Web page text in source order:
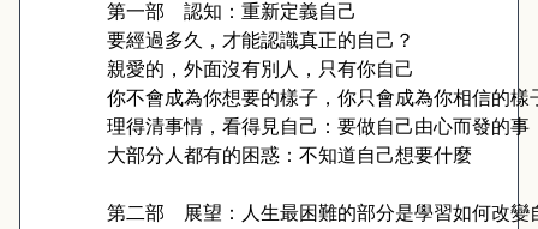
                第一部
認知：重新定義自己
要經過多久，才能認識真正的自己？
親愛的，外面沒有別人，只有你自己
你不會成為你想要的樣子，你只會成為你相信的樣
理得清事情，看得見自己：要做自己由心而發的事
大部分人都有的困惑：不知道自己想要什麼
第二部
展望：人生最困難的部分是學習如何改變